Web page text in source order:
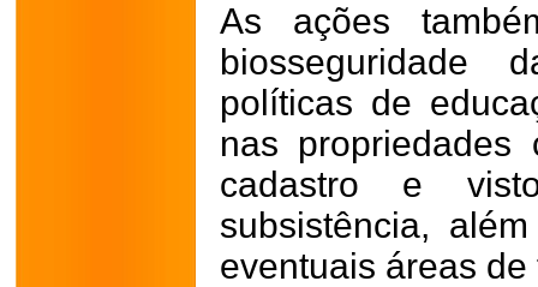
As ações
biosseguridade
políticas de
nas propriedades
cadastro e
subsistência,
eventuais áreas